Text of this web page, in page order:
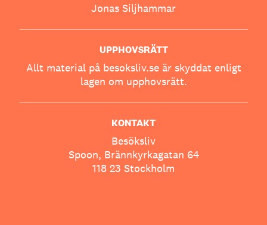
Jonas Siljhammar
UPPHOVSRÄTT
Allt material på besoksliv.se är skyddat enligt
lagen om upphovsrätt.
KONTAKT
Besöksliv
Spoon, Brännkyrkagatan 64
118 23 Stockholm